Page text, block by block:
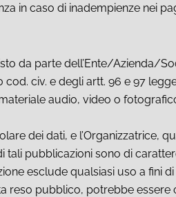
in caso di inadempienze nei
da parte dell’Ente/Azienda/
civ. e degli artt. 96 e 97
audio, video o
dei dati, e l’Organizzatrice,
pubblicazioni sono di
esclude qualsiasi uso a fini
reso pubblico, potrebbe